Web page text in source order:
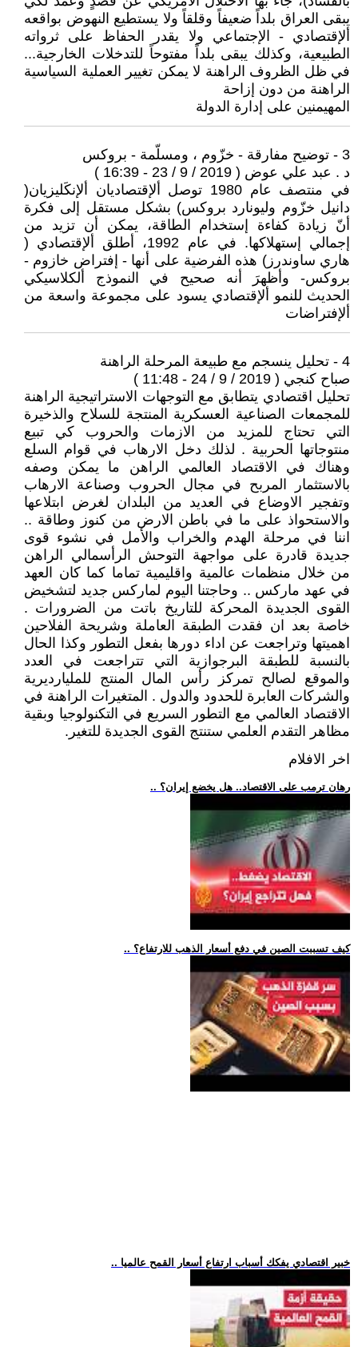
يبقى العراق بلداً ضعيفاً وقلقاً ولا يستطيع النهوض بواقعه
ألإقتصادي - الإجتماعي ولا يقدر الحفاظ على ثرواته
الطبيعية، وكذلك يبقى بلداً مفتوحاً للتدخلات الخارجية...
في ظل الظروف الراهنة لا يمكن تغيير العملية السياسية
الراهنة من دون إزاحة
المهيمنين على إدارة الدولة
3 - توضيح مفارقة - خزّوم ، ومسلّمة - بروكس
د . عبد علي عوض ( 2019 / 9 / 23 - 16:39 )
في منتصف عام 1980 توصل ألإقتصاديان ألإنكَليزيان(
دانيل خزّوم وليونارد بروكس) بشكل مستقل إلى فكرة
أنّ زيادة كفاءة إستخدام الطاقة، يمكن أن تزيد من
إجمالي إستهلاكها. في عام 1992، أطلق ألإقتصادي (
هاري ساوندرز) هذه الفرضية على أنها - إفتراض خازوم -
بروكس- وأظهرَ أنه صحيح في النموذج ألكلاسيكي
الحديث للنمو ألإقتصادي يسود على مجموعة واسعة من
ألإفتراضات
4 - تحليل ينسجم مع طبيعة المرحلة الراهنة
صباح كنجي ( 2019 / 9 / 24 - 11:48 )
تحليل اقتصادي يتطابق مع التوجهات الاستراتيجية الراهنة
للمجمعات الصناعية العسكرية المنتجة للسلاح والذخيرة
التي تحتاج للمزيد من الازمات والحروب كي تبيع
منتوجاتها الحربية . لذلك دخل الارهاب في قوام السلع
وهناك في الاقتصاد العالمي الراهن ما يمكن وصفه
بالاستثمار المربح في مجال الحروب وصناعة الارهاب
وتفجير الاوضاع في العديد من البلدان لغرض ابتلاعها
والاستحواذ على ما في باطن الارض من كنوز وطاقة ..
اننا في مرحلة الهدم والخراب والأمل في نشوء قوى
جديدة قادرة على مواجهة التوحش الرأسمالي الراهن
من خلال منظمات عالمية واقليمية تماما كما كان العهد
في عهد ماركس .. وحاجتنا اليوم لماركس جديد لتشخيض
القوى الجديدة المحركة للتاريخ باتت من الضرورات .
خاصة بعد ان فقدت الطبقة العاملة وشريحة الفلاحين
اهميتها وتراجعت عن اداء دورها بفعل التطور وكذا الحال
بالنسبة للطبقة البرجوازية التي تتراجعت في العدد
والموقع لصالح تمركز رأس المال المنتج للمليارديرية
والشركات العابرة للحدود والدول . المتغيرات الراهنة في
الاقتصاد العالمي مع التطور السريع في التكنولوجيا وبقية
مظاهر التقدم العلمي ستنتج القوى الجديدة للتغير.
اخر الافلام
.. رهان ترمب على الاقتصاد.. هل يخضع إيران؟
.. كيف تسببت الصين في دفع أسعار الذهب للارتفاع؟
.. خبير اقتصادي يفكك أسباب ارتفاع أسعار القمح عالميا